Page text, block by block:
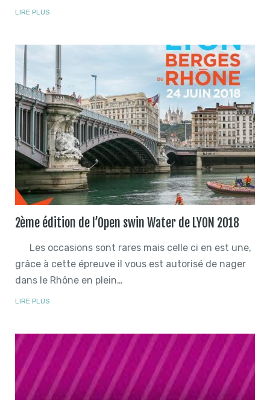
LIRE PLUS
2ème édition de l’Open swin Water de LYON 2018
Les occasions sont rares mais celle ci en est une,
grâce à cette épreuve il vous est autorisé de nager
dans le Rhône en plein…
LIRE PLUS